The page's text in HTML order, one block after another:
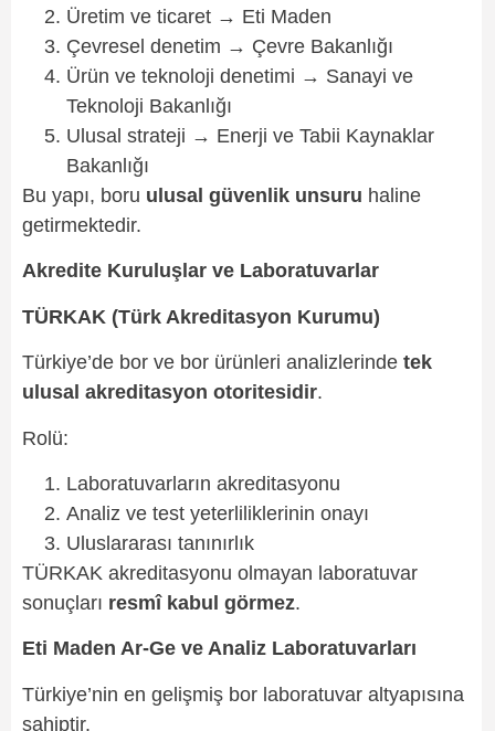
Üretim ve ticaret → Eti Maden
Çevresel denetim → Çevre Bakanlığı
Ürün ve teknoloji denetimi → Sanayi ve
Teknoloji Bakanlığı
Ulusal strateji → Enerji ve Tabii Kaynaklar
Bakanlığı
Bu yapı, boru ulusal güvenlik unsuru haline
getirmektedir.
Akredite Kuruluşlar ve Laboratuvarlar
TÜRKAK (Türk Akreditasyon Kurumu)
Türkiye’de bor ve bor ürünleri analizlerinde tek
ulusal akreditasyon otoritesidir.
Rolü:
Laboratuvarların akreditasyonu
Analiz ve test yeterliliklerinin onayı
Uluslararası tanınırlık
TÜRKAK akreditasyonu olmayan laboratuvar
sonuçları resmî kabul görmez.
Eti Maden Ar-Ge ve Analiz Laboratuvarları
Türkiye’nin en gelişmiş bor laboratuvar altyapısına
sahiptir.